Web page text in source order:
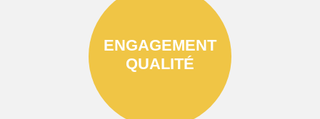
ENGAGEMENT
QUALITÉ